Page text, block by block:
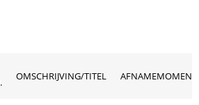
OMSCHRIJVING/TITEL AFNAMEMOMENT